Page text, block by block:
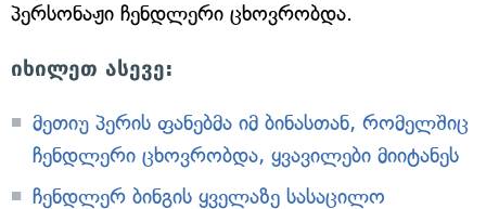
პერსონაჟი ჩენდლერი ცხოვრობდა.
იხილეთ ასევე:
მეთიუ პერის ფანებმა იმ ბინასთან, რომელშიც
ჩენდლერი ცხოვრობდა, ყვავილები მიიტანეს
ჩენდლერ ბინგის ყველაზე სასაცილო